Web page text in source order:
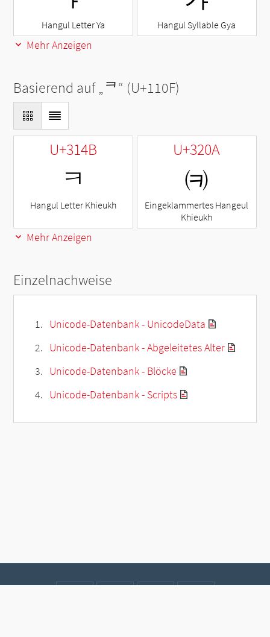
Hangul Letter Ya Hangul Syllable Gya
Mehr Anzeigen
Basierend auf „ᄏ“ (U+110F)
U+314B
ㅋ
Hangul Letter Khieukh
U+320A
㈊
Eingeklammertes Hangeul
Khieukh
Mehr Anzeigen
Einzelnachweise
Unicode-Datenbank - UnicodeData
Unicode-Datenbank - Abgeleitetes Alter
Unicode-Datenbank - Blöcke
Unicode-Datenbank - Scripts